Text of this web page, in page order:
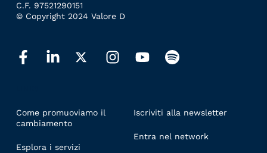
C.F. 97521290151
© Copyright 2024 Valore D
Come promuoviamo il
cambiamento
Esplora i servizi
Iscriviti alla newsletter
Entra nel network